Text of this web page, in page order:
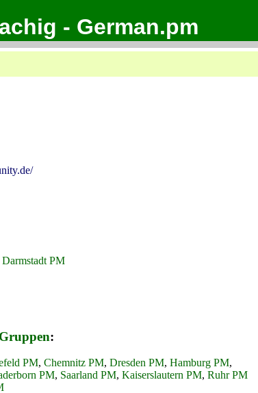
- German.pm
Darmstadt PM
:
PM, Chemnitz PM, Dresden PM, Hamburg PM,
PM, Saarland PM, Kaiserslautern PM, Ruhr PM